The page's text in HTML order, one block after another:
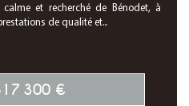
et recherché de Bénodet, à
de qualité et...
300 €